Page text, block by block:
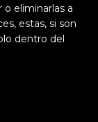
eliminarlas a
estas, si son
dentro del